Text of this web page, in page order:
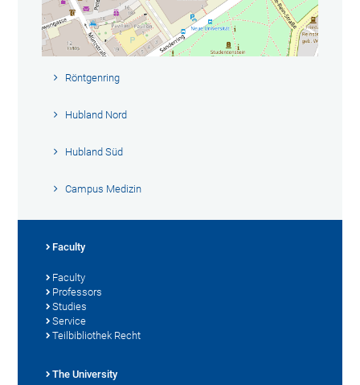
Röntgenring
Hubland Nord
Hubland Süd
Campus Medizin
Faculty
Faculty
Professors
Studies
Service
Teilbibliothek Recht
The University